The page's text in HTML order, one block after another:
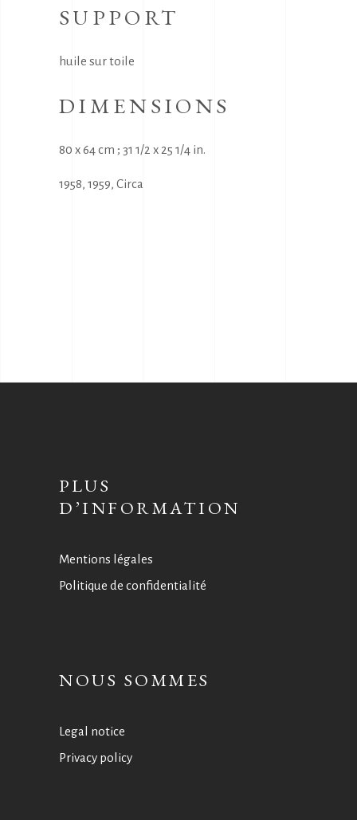
SUPPORT
huile sur toile
DIMENSIONS
80 x 64 cm ; 31 1/2 x 25 1/4 in.
1958, 1959, Circa
PLUS
D’INFORMATION
Mentions légales
Politique de confidentialité
NOUS SOMMES
Legal notice
Privacy policy